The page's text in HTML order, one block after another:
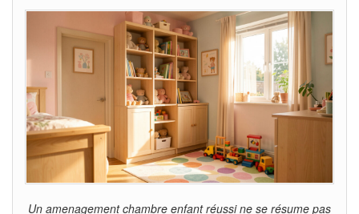
Un amenagement chambre enfant réussi ne se résume pas